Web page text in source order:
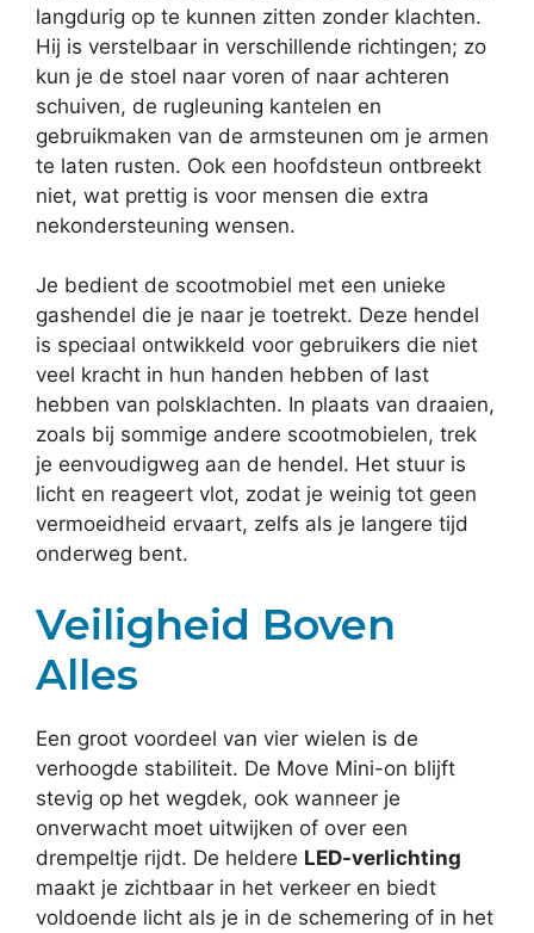
langdurig op te kunnen zitten zonder klachten.
Hij is verstelbaar in verschillende richtingen; zo
kun je de stoel naar voren of naar achteren
schuiven, de rugleuning kantelen en
gebruikmaken van de armsteunen om je armen
te laten rusten. Ook een hoofdsteun ontbreekt
niet, wat prettig is voor mensen die extra
nekondersteuning wensen.
Je bedient de scootmobiel met een unieke
gashendel die je naar je toetrekt. Deze hendel
is speciaal ontwikkeld voor gebruikers die niet
veel kracht in hun handen hebben of last
hebben van polsklachten. In plaats van draaien,
zoals bij sommige andere scootmobielen, trek
je eenvoudigweg aan de hendel. Het stuur is
licht en reageert vlot, zodat je weinig tot geen
vermoeidheid ervaart, zelfs als je langere tijd
onderweg bent.
Veiligheid Boven
Alles
Een groot voordeel van vier wielen is de
verhoogde stabiliteit. De Move Mini-on blijft
stevig op het wegdek, ook wanneer je
onverwacht moet uitwijken of over een
drempeltje rijdt. De heldere LED-verlichting
maakt je zichtbaar in het verkeer en biedt
voldoende licht als je in de schemering of in het